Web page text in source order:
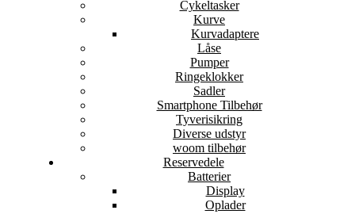
Cykeltasker
Kurve
Kurvadaptere
Låse
Pumper
Ringeklokker
Sadler
Smartphone Tilbehør
Tyverisikring
Diverse udstyr
woom tilbehør
Reservedele
Batterier
Display
Oplader